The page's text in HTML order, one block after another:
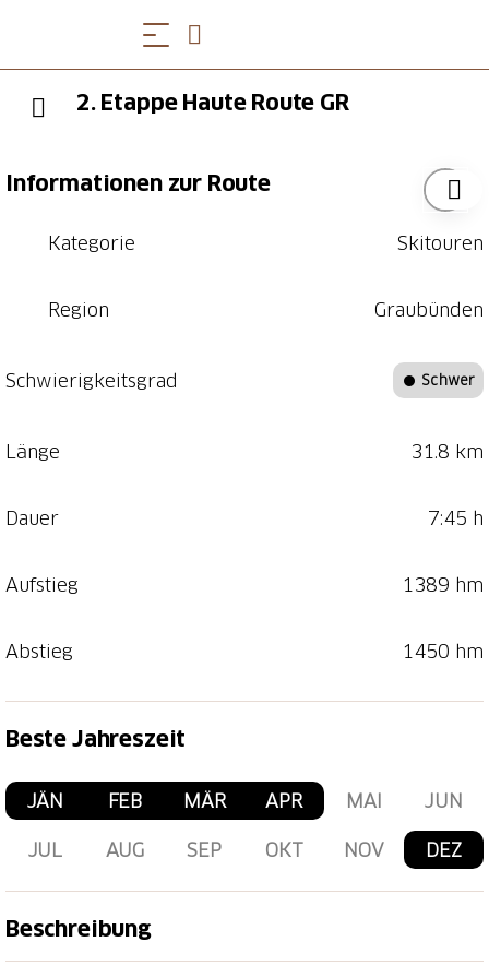
2. Etappe Haute Route GR
Informationen zur Route
Kategorie Skitouren
Region Graubünden
Schwierigkeitsgrad Schwer
Länge 31.8 km
Dauer 7:45 h
Aufstieg 1389 hm
Abstieg 1450 hm
Beste Jahreszeit
JÄN FEB MÄR APR MAI JUN
JUL AUG SEP OKT NOV DEZ
Beschreibung